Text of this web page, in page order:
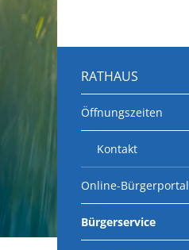
RATHAUS
Öffnungszeiten
Kontakt
Online-Bürgerportal
Bürgerservice